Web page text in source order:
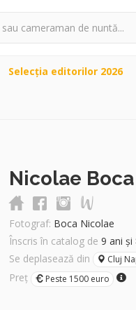
Selecţia editorilor 2026
Nicolae Boca
Fotograf: Boca Nicolae
Înscris în catalog de 9 ani și
Se deplasează din
Cluj
Preț Peste 1500 euro